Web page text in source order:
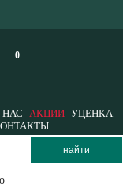
0
НАС АКЦИИ УЦЕНКА